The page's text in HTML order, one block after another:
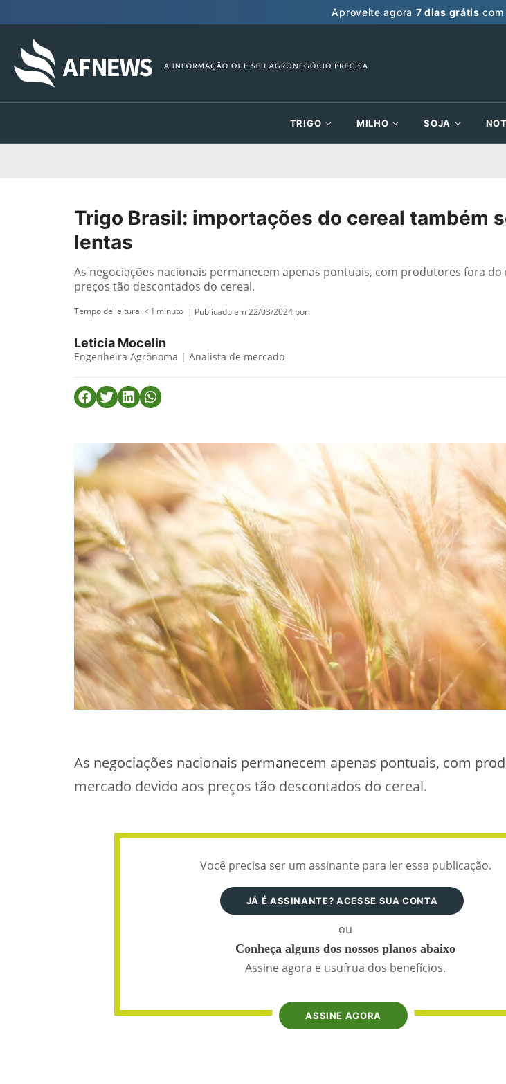
Aproveite agora 7 dias grátis com
TRIGO MILHO SOJA
Trigo Brasil: importações do cereal também
lentas
As negociações nacionais permanecem apenas pontuais, com produtores fora
preços tão descontados do cereal.
Tempo de leitura:< 1 minuto | Publicado em 22/03/2024 por:
Leticia Mocelin
Engenheira Agrônoma | Analista de mercado
As negociações nacionais permanecem apenas pontuais, com
mercado devido aos preços tão descontados do cereal.
Você precisa ser um assinante para ler essa publicação.
JÁ É ASSINANTE? ACESSE SUA CONTA
ou
Conheça alguns dos nossos planos abaixo
Assine agora e usufrua dos benefícios.
ASSINE AGORA